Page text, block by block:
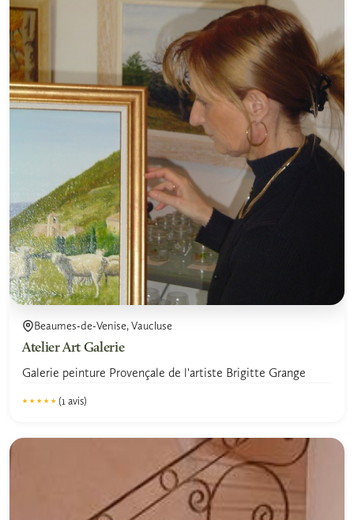
Beaumes-de-Venise, Vaucluse
Atelier Art Galerie
Galerie peinture Provençale de l'artiste Brigitte Grange
★★★★★
★★★★★ (1 avis)